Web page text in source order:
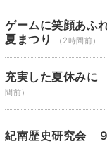
ゲームに笑顔あ
夏まつり
（2時間前）
充実した夏休みに
間前）
紀南歴史研究会